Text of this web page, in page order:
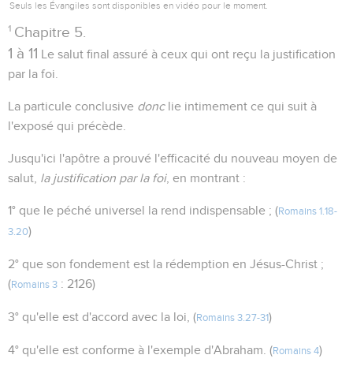
Seuls les Évangiles sont disponibles en vidéo pour le moment.
1 Chapitre 5.
1 à 11 Le salut final assuré à ceux qui ont reçu la justification
par la foi.
La particule conclusive donclie intimement ce qui suit à
l'exposé qui précède.
Jusqu'ici l'apôtre a prouvé l'efficacité du nouveau moyen de
salut, la justification par la foi, en montrant :
1° que le péché universel la rend indispensable ; (Romains 1.18-
3.20)
2° que son fondement est la rédemption en Jésus-Christ ;
(Romains 3 : 2126)
3° qu'elle est d'accord avec la loi, (Romains 3.27-31)
4° qu'elle est conforme à l'exemple d'Abraham. (Romains 4)